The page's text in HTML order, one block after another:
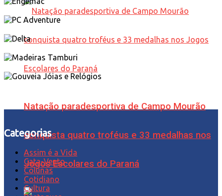
Natação paradesportiva de Campo Mourão
conquista quatro troféus e 33 medalhas nos
Jogos Escolares do Paraná
Categorias
Assim é a Vida
Cata-Vento
Colunas
Cotidiano
Cultura